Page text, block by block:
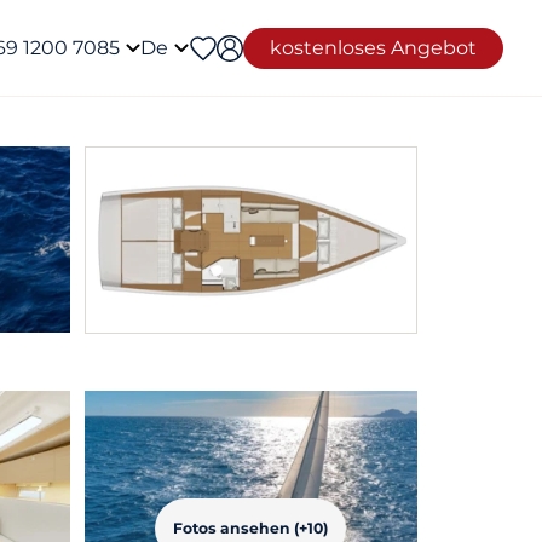
1200 7085 De kostenloses Angebot
Fotos ansehen (+10)